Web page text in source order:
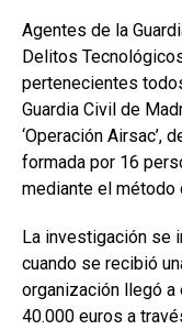
Agentes de la
Delitos
pertenecientes
Guardia Civil de
‘Operación Airsac’,
formada por 16
mediante el método
La investigación se
cuando se recibió
organización llegó
40.000 euros a